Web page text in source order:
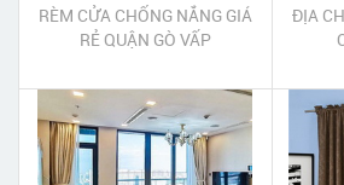
RÈM CỬA CHỐNG NẮNG GIÁ
RẺ QUẬN GÒ VẤP
ĐỊA